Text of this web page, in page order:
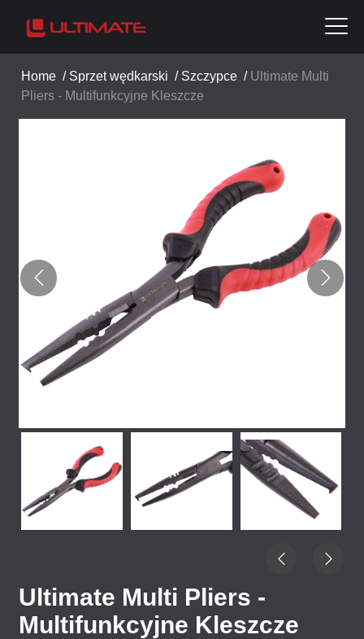
Home / Sprzet wędkarski / Szczypce / Ultimate Multi
Pliers - Multifunkcyjne Kleszcze
Ultimate Multi Pliers -
Multifunkcyjne Kleszcze